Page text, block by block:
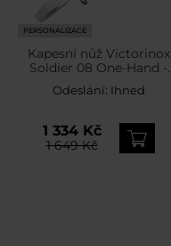
PERSONALIZACE
Kapesní nůž Victorinox
Soldier 08 One-Hand -
Green
Odeslání: Ihned
1 334 Kč
1 649 Kč